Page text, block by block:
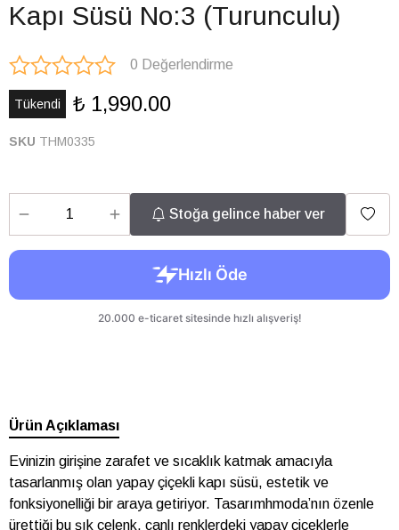
Kapı Süsü No:3 (Turunculu)
0 Değerlendirme
Tükendi ₺ 1,990.00
SKU THM0335
Stoğa gelince haber ver
Ürün Açıklaması
Evinizin girişine zarafet ve sıcaklık katmak amacıyla
tasarlanmış olan yapay çiçekli kapı süsü, estetik ve
fonksiyonelliği bir araya getiriyor. Tasarımhmoda’nın özenle
ürettiği bu şık çelenk, canlı renklerdeki yapay çiçeklerle